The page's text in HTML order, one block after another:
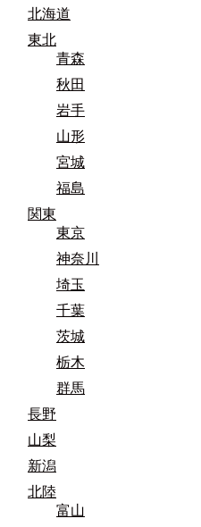
北海道
東北
青森
秋田
岩手
山形
宮城
福島
関東
東京
神奈川
埼玉
千葉
茨城
栃木
群馬
長野
山梨
新潟
北陸
富山